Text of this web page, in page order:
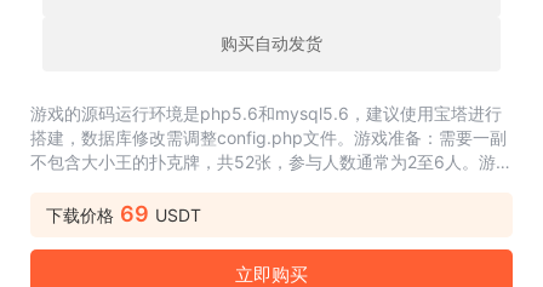
购买自动发货
游戏的源码运行环境是php5.6和mysql5.6，建议使用宝塔进行
搭建，数据库修改需调整config.php文件。游戏准备：需要一副
不包含大小王的扑克牌，共52张，参与人数通常为2至6人。游戏
位玩家根据三张牌的点数总...
下载价格 69 USDT
立即购买